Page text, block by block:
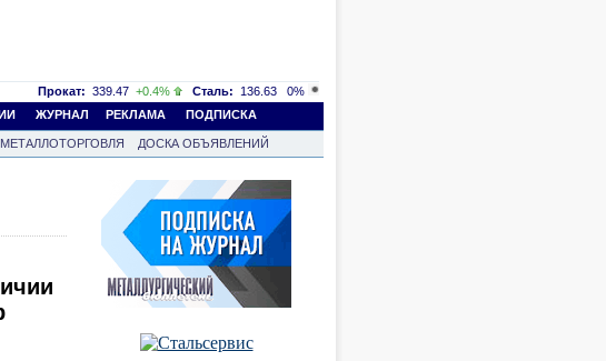
Прокат: 339.47 +0.4% Сталь: 136.63
0%
ЖУРНАЛ РЕКЛАМА ПОДПИСКА
МЕТАЛЛОТОРГОВЛЯ
ДОСКА ОБЪЯВЛЕНИЙ